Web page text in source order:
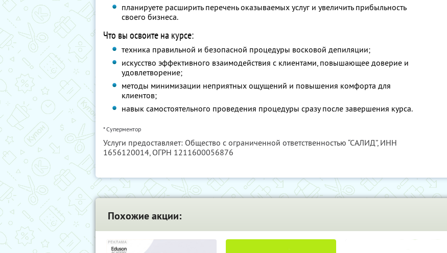
планируете расширить перечень оказываемых услуг и увеличить прибыльность
своего бизнеса.
Что вы освоите на курсе:
техника правильной и безопасной процедуры восковой депиляции;
искусство эффективного взаимодействия с клиентами, повышающее доверие и
удовлетворение;
методы минимизации неприятных ощущений и повышения комфорта для
клиентов;
навык самостоятельного проведения процедуры сразу после завершения курса.
* Суперментор
Услуги предоставляет: Общество с ограниченной ответственностью “САЛИД”, ИНН
1656120014, ОГРН 1211600056876
Похожие акции: